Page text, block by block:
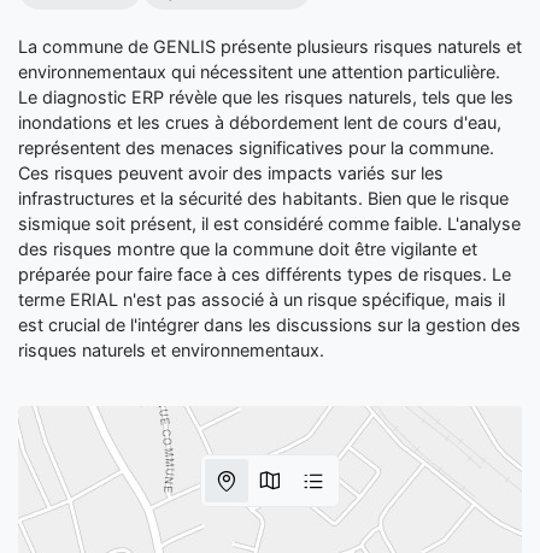
La commune de GENLIS présente plusieurs risques naturels et
environnementaux qui nécessitent une attention particulière.
Le diagnostic ERP révèle que les risques naturels, tels que les
inondations et les crues à débordement lent de cours d'eau,
représentent des menaces significatives pour la commune.
Ces risques peuvent avoir des impacts variés sur les
infrastructures et la sécurité des habitants. Bien que le risque
sismique soit présent, il est considéré comme faible. L'analyse
des risques montre que la commune doit être vigilante et
préparée pour faire face à ces différents types de risques. Le
terme ERIAL n'est pas associé à un risque spécifique, mais il
est crucial de l'intégrer dans les discussions sur la gestion des
risques naturels et environnementaux.